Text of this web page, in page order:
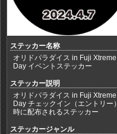
ステッカー名称
オリドパラダイス in Fuji Xtreme
Day イベントステッカー
ステッカー説明
オリドパラダイス in Fuji Xtreme
Day チェックイン（エントリー）
時に配布されるステッカー
ステッカージャンル